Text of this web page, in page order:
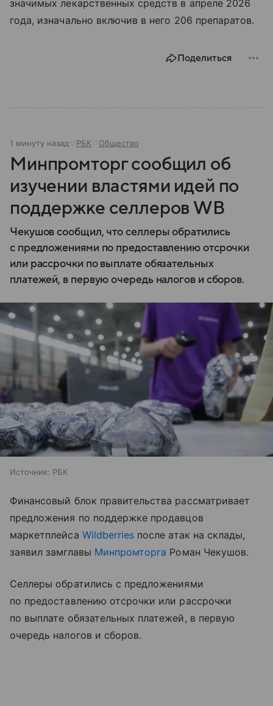
значимых лекарственных средств в апреле 2026
года, изначально включив в него 206 препаратов.
Поделиться
1 минуту назад РБК Общество
Минпромторг сообщил об
изучении властями идей по
поддержке селлеров WB
Чекушов сообщил, что селлеры обратились
с предложениями по предоставлению отсрочки
или рассрочки по выплате обязательных
платежей, в первую очередь налогов и сборов.
Источник: РБК
Финансовый блок правительства рассматривает
предложения по поддержке продавцов
маркетплейса Wildberries после атак на склады,
заявил замглавы Минпромторга Роман Чекушов.
Селлеры обратились с предложениями
по предоставлению отсрочки или рассрочки
по выплате обязательных платежей, в первую
очередь налогов и сборов.